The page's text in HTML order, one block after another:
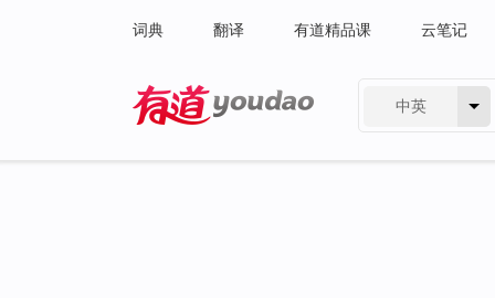
词典 翻译 有道精品课 云笔记
中英